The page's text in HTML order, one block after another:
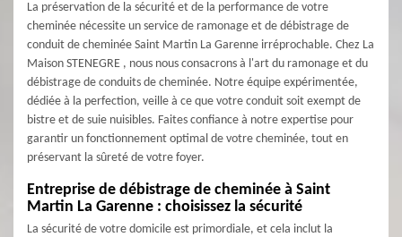
La préservation de la sécurité et de la performance de votre
cheminée nécessite un service de ramonage et de débistrage de
conduit de cheminée Saint Martin La Garenne irréprochable. Chez La
Maison STENEGRE , nous nous consacrons à l'art du ramonage et du
débistrage de conduits de cheminée. Notre équipe expérimentée,
dédiée à la perfection, veille à ce que votre conduit soit exempt de
bistre et de suie nuisibles. Faites confiance à notre expertise pour
garantir un fonctionnement optimal de votre cheminée, tout en
préservant la sûreté de votre foyer.
Entreprise de débistrage de cheminée à Saint
Martin La Garenne : choisissez la sécurité
La sécurité de votre domicile est primordiale, et cela inclut la